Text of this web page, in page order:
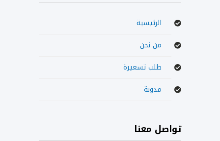
الرئيسية
من نحن
طلب تسعيرة
مدونة
تواصل معنا